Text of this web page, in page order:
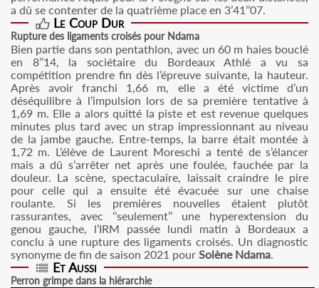
a dû se contenter de la quatrième place en 3’41’’07.
Le Coup Dur
Rupture des ligaments croisés pour Ndama
Bien partie dans son pentathlon, avec un 60 m haies bouclé
en 8’’14, la sociétaire du Bordeaux Athlé a vu sa
compétition prendre fin dès l’épreuve suivante, la hauteur.
Après avoir franchi 1,66 m, elle a été victime d’un
déséquilibre à l’impulsion lors de sa première tentative à
1,69 m. Elle a alors quitté la piste et est revenue quelques
minutes plus tard avec un strap impressionnant au niveau
de la jambe gauche. Entre-temps, la barre était montée à
1,72 m. L’élève de Laurent Moreschi a tenté de s’élancer
mais a dû s’arrêter net après une foulée, fauchée par la
douleur. La scène, spectaculaire, laissait craindre le pire
pour celle qui a ensuite été évacuée sur une chaise
roulante. Si les premières nouvelles étaient plutôt
rassurantes, avec ‘’seulement’’ une hyperextension du
genou gauche, l’IRM passée lundi matin à Bordeaux a
conclu à une rupture des ligaments croisés. Un diagnostic
synonyme de fin de saison 2021 pour Solène Ndama.
Et Aussi
Perron grimpe dans la hiérarchie